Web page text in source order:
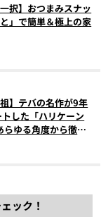
択】おつまみスナッ
」で簡単＆極上の家
】テバの名作が9年
した「ハリケーン
ゆる角度から徹底
ック！